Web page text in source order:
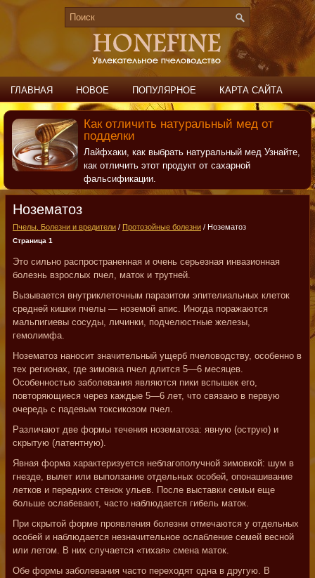
ГЛАВНАЯ НОВОЕ ПОПУЛЯРНОЕ КАРТА САЙТА
ПОИСК КОНТАКТЫ
Как отличить натуральный мед от
подделки
Лайфхаки, как выбрать натуральный мед Узнайте,
как отличить этот продукт от сахарной
фальсификации.
Нозематоз
Пчелы. Болезни и вредители / Протозойные болезни / Нозематоз
Страница 1
Это сильно распространенная и очень серьезная инвазионная
болезнь взрослых пчел, маток и трутней.
Вызывается внутриклеточным паразитом эпителиальных клеток
средней кишки пчелы — ноземой апис. Иногда поражаются
мальпигиевы сосуды, личинки, подчелюстные железы,
гемолимфа.
Нозематоз наносит значительный ущерб пчеловодству, особенно в
тех регионах, где зимовка пчел длится 5—6 месяцев.
Особенностью заболевания являются пики вспышек его,
повторяющиеся через каждые 5—6 лет, что связано в первую
очередь с падевым токсикозом пчел.
Различают две формы течения нозематоза: явную (острую) и
скрытую (латентную).
Явная форма характеризуется неблагополучной зимовкой: шум в
гнезде, вылет или выползание отдельных особей, опонашивание
летков и передних стенок ульев. После выставки семьи еще
больше ослабевают, часто наблюдается гибель маток.
При скрытой форме проявления болезни отмечаются у отдельных
особей и наблюдается незначительное ослабление семей весной
или летом. В них случается «тихая» смена маток.
Обе формы заболевания часто переходят одна в другую. В